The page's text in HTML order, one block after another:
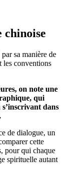
chinoise
sa manière de
les conventions
on note une
qui
dans
de dialogue, un
cette
pour qui chaque
spirituelle autant